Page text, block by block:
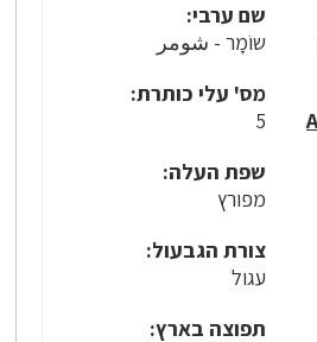
שם ערבי:
שוֹמָר - شومر
מס' עלי כותרת:
5
שפת העלה:
מפורץ
צורת הגבעול:
עגול
תפוצה בארץ: